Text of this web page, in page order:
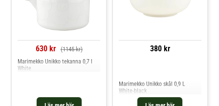
630 kr (1145 kr)
Marimekko Unikko tekanna 0,7 l
White
380 kr
Marimekko Unikko skål 0,9 L
White-black